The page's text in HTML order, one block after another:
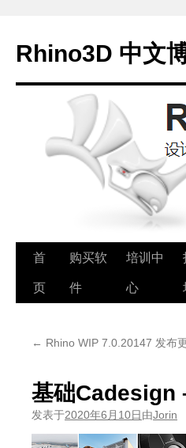
Rhino3D 中文
跳
至
首
页
购买软
件
培训中
心
← Rhino WIP 7.0.20147 发布
基础Cadesign
发表于2020年6月10日由Jorin